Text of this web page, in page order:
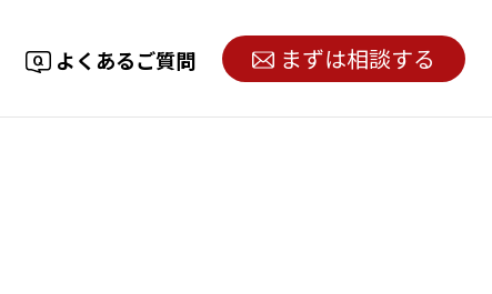
よくあるご質問 まずは相談する